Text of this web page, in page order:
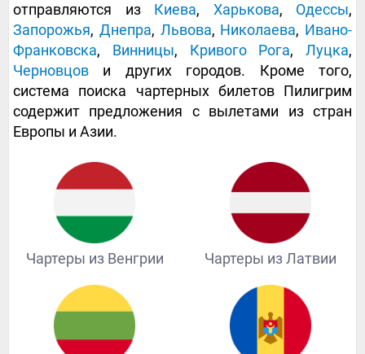
отправляются из Киева, Харькова, Одессы,
Запорожья, Днепра, Львова, Николаева, Ивано-
Франковска, Винницы, Кривого Рога, Луцка,
Черновцов и других городов. Кроме того,
система поиска чартерных билетов Пилигрим
содержит предложения с вылетами из стран
Европы и Азии.
Чартеры из Венгрии Чартеры из Латвии